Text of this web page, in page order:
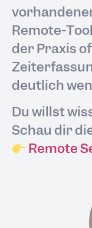
Remote-
der Praxis
deutlich
Du willst
Schau dir
Remote